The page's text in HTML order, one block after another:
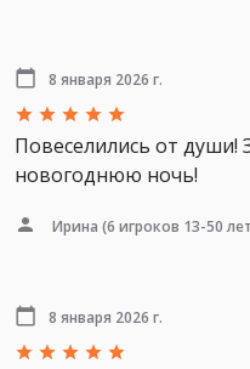
8 января 2026 г.
Повеселились от души!
новогоднюю ночь!
Ирина (6 игроков 13-50
8 января 2026 г.